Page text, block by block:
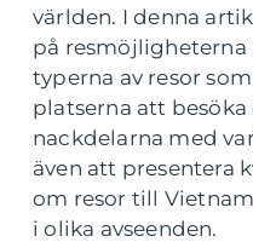
världen. I denna
på resmöjligheterna
typerna av resor
platserna att
nackdelarna med
även att presentera
om resor till
i olika avseenden.